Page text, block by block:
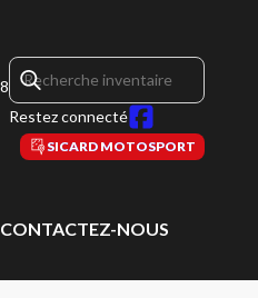
Restez connecté
SICARD MOTOSPORT
CONTACTEZ-NOUS